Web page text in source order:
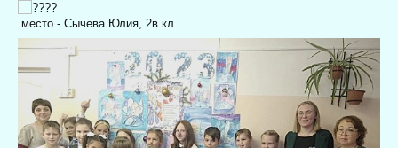
место - Сычева Юлия, 2в кл